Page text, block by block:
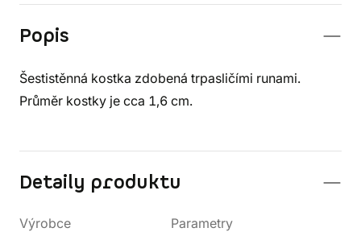
Popis
Šestistěnná kostka zdobená trpasličími runami.
Průměr kostky je cca 1,6 cm.
Detaily produktu
Výrobce
Parametry